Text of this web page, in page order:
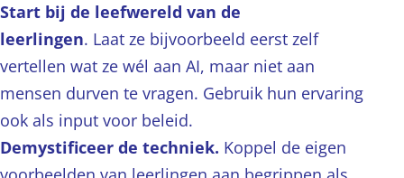
Start bij de leefwereld van de
leerlingen. Laat ze bijvoorbeeld eerst zelf
vertellen wat ze wél aan AI, maar niet aan
mensen durven te vragen. Gebruik hun ervaring
ook als input voor beleid.
Demystificeer de techniek. Koppel de eigen